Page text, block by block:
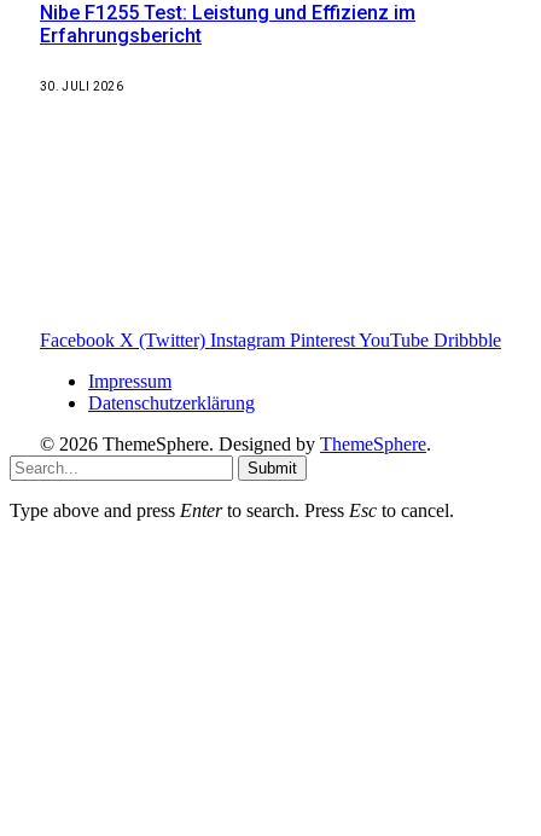
Nibe F1255 Test: Leistung und Effizienz im
Erfahrungsbericht
30. JULI 2026
Facebook X (Twitter) Instagram PinterestYouTube Dribbble
Impressum
Datenschutzerklärung
© 2026 ThemeSphere. Designed by ThemeSphere.
Submit
Type above and press Enterto search. Press Esc to cancel.